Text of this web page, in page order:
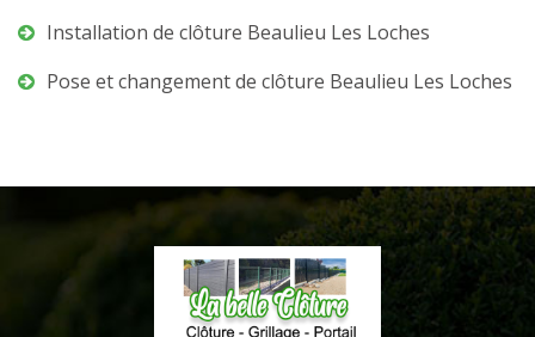
Installation de clôture Beaulieu Les Loches
Pose et changement de clôture Beaulieu Les Loches